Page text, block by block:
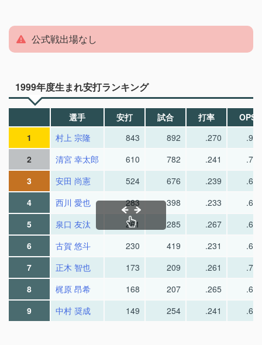
公式戦出場なし
1999年度生まれ安打ランキング
選手 安打 試合 打率
OPS
1
村上 宗隆 843 892 .270
.951
2
清宮 幸太郎 610 782 .241
.725
3
安田 尚憲 524 676 .239
.665
4
西川 愛也 283 398 .233
.615
5
泉口 友汰 261 285 .267
.695
6
古賀 悠斗 230 419 .231
.628
7
正木 智也 173 209 .261
.775
8
梶原 昂希 168 207 .265
.663
9
中村 奨成 149 254 .241 .629